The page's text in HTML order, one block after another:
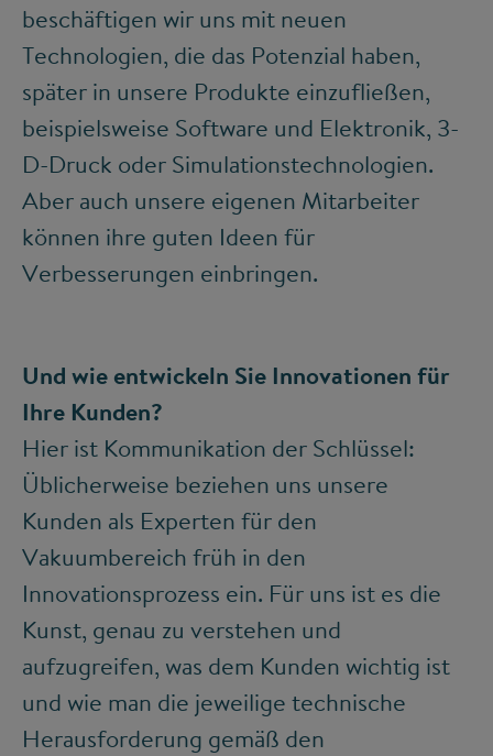
beschäftigen wir uns mit neuen
Technologien, die das Potenzial haben,
später in unsere Produkte einzufließen,
beispielsweise Software und Elektronik, 3-
D-Druck oder Simulationstechnologien.
Aber auch unsere eigenen Mitarbeiter
können ihre guten Ideen für
Verbesserungen einbringen.
Und wie entwickeln Sie Innovationen für
Ihre Kunden?
Hier ist Kommunikation der Schlüssel:
Üblicherweise beziehen uns unsere
Kunden als Experten für den
Vakuumbereich früh in den
Innovationsprozess ein. Für uns ist es die
Kunst, genau zu verstehen und
aufzugreifen, was dem Kunden wichtig ist
und wie man die jeweilige technische
Herausforderung gemäß den